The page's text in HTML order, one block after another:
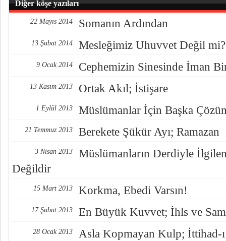
Diğer köşe yazıları
22 Mayıs 2014 Somanın Ardından
13 Şubat 2014 Mesleğimiz Uhuvvet Değil mi?
9 Ocak 2014 Cephemizin Sinesinde İman
13 Kasım 2013 Ortak Akıl; İstişare
1 Eylül 2013 Müslümanlar İçin Başka
21 Temmuz 2013 Berekete Şükür Ayı; Ramazan
3 Nisan 2013
Müslümanların Derdiyle
Değildir
15 Mart 2013 Korkma, Ebedi Varsın!
17 Şubat 2013 En Büyük Kuvvet; İhls ve
28 Ocak 2013 Asla Kopmayan Kulp; İttihad-